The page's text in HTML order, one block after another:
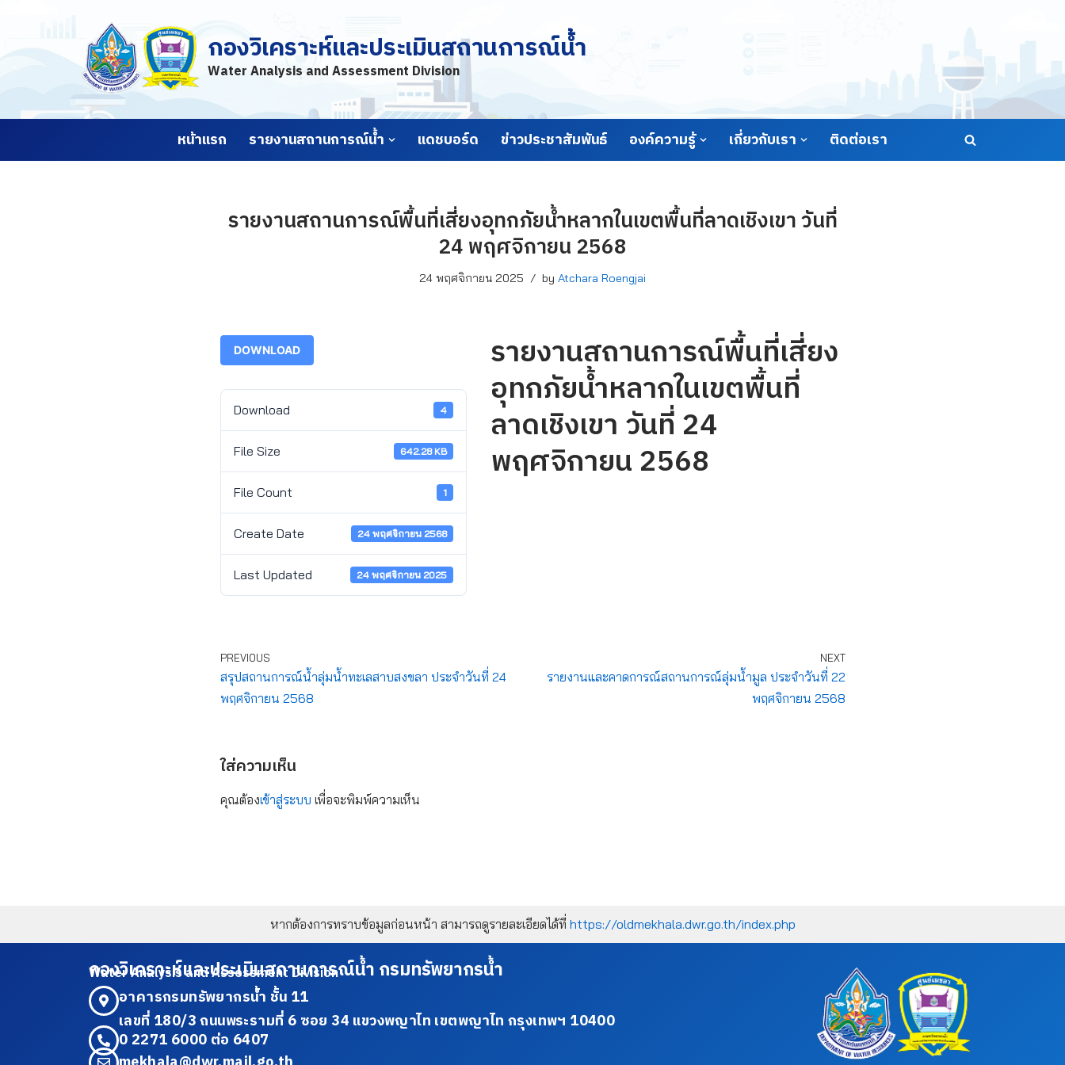
กองวิเคราะห์และประเมินสถานการณ์น้ำ
Water Analysis and Assessment Division
หน้าแรก รายงานสถานการณ์น้ำ แดชบอร์ด ข่าวประชาสัมพันธ์ องค์ความรู้ เกี่ยวกับเรา ติดต่อเรา
รายงานสถานการณ์พื้นที่เสี่ยงอุทกภัยน้ำหลากในเขตพื้นที่ลาดเชิงเขา วันที่
24 พฤศจิกายน 2568
24 พฤศจิกายน 2025 by Atchara Roengjai
DOWNLOAD
Download 4
File Size 642.28 KB
File Count 1
Create Date 24 พฤศจิกายน 2568
Last Updated 24 พฤศจิกายน 2025
รายงานสถานการณ์พื้นที่เสี่ยง
อุทกภัยน้ำหลากในเขตพื้นที่
ลาดเชิงเขา วันที่ 24
พฤศจิกายน 2568
PREVIOUS
สรุปสถานการณ์น้ำลุ่มน้ำทะเลสาบสงขลา ประจำวันที่ 24
พฤศจิกายน 2568
NEXT
รายงานและคาดการณ์สถานการณ์ลุ่มน้ำมูล ประจำวันที่ 22
พฤศจิกายน 2568
ใส่ความเห็น
คุณต้องเข้าสู่ระบบ เพื่อจะพิมพ์ความเห็น
หากต้องการทราบข้อมูลก่อนหน้า สามารถดูรายละเอียดได้ที่ https://oldmekhala.dwr.go.th/index.php
กองวิเคราะห์และประเมินสถานการณ์น้ำ กรมทรัพยากรน้ำ
Water Analysis and Assessment Division
อาคารกรมทรัพยากรน้ำ ชั้น 11
เลขที่ 180/3 ถนนพระรามที่ 6 ซอย 34 แขวงพญาไท เขตพญาไท กรุงเทพฯ 10400
0 2271 6000 ต่อ 6407